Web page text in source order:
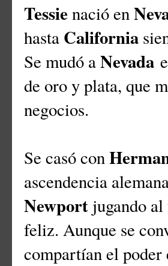
Tessie nació en
hasta California
Se mudó aNevada
de oro y plata, que
negocios.
Se casó con
ascendencia
Newport jugando
feliz. Aunque se
compartían el poder